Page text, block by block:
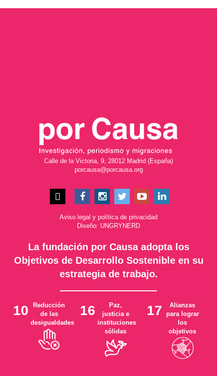
Calle de la Victoria, 9, 28012 Madrid (España)
porcausa@porcausa.org
Aviso legal y política de privacidad
Diseño: UNGRYNERD
La fundación por Causa adopta los
Objetivos de Desarrollo Sostenible en su
estrategia de trabajo.
10
Reducción
de las
desigualdades
16
Paz,
justicia e
instituciones
sólidas
17
Alianzas
para lograr
los
objetivos